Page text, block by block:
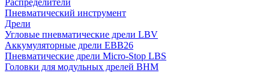
Распределители
Пневматический инструмент
Дрели
Угловые пневматические дрели LBV
Аккумуляторные дрели EBB26
Пневматические дрели Micro-Stop LBS
Головки для модульных дрелей BHM